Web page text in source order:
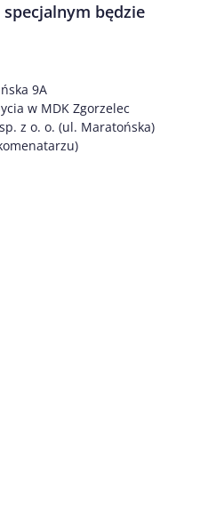
będzie
9A
w MDK Zgorzelec
z o. o. (ul. Maratońska)